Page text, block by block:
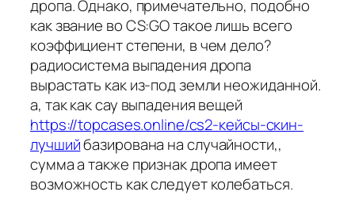
дропа. Однако, примечательно, подобно
как звание во CS:GO такое лишь всего
коэффициент степени, в чем дело?
радиосистема выпадения дропа
вырастать как из-под земли неожиданной.
а, так как сау выпадения вещей
https://topcases.online/cs2-кейсы-скин-
лучшийбазирована на случайности,,
сумма а также признак дропа имеет
возможность как следует колебаться.